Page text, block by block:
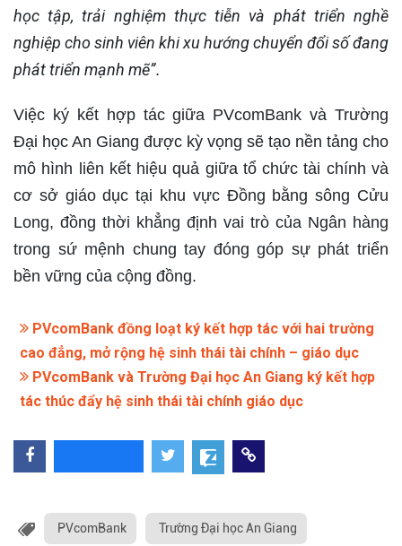
học tập, trải nghiệm thực tiễn và phát triển nghề
nghiệp cho sinh viên khi xu hướng chuyển đổi số đang
phát triển mạnh mẽ”.
Việc ký kết hợp tác giữa PVcomBank và Trường
Đại học An Giang được kỳ vọng sẽ tạo nền tảng cho
mô hình liên kết hiệu quả giữa tổ chức tài chính và
cơ sở giáo dục tại khu vực Đồng bằng sông Cửu
Long, đồng thời khẳng định vai trò của Ngân hàng
trong sứ mệnh chung tay đóng góp sự phát triển
bền vững của cộng đồng.
PVcomBank đồng loạt ký kết hợp tác với hai trường
cao đẳng, mở rộng hệ sinh thái tài chính – giáo dục
PVcomBank và Trường Đại học An Giang ký kết hợp
tác thúc đẩy hệ sinh thái tài chính giáo dục
PVcomBank Trường Đại học An Giang